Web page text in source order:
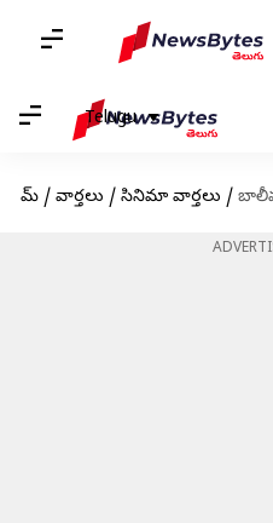
Telugu
హోమ్ / వార్తలు / సినిమా వార్తలు / బాలీవుడ్